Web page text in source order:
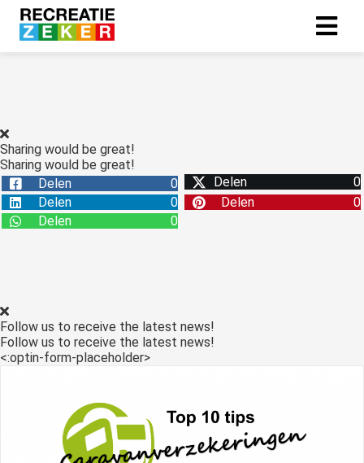
Sharing would be great!
Sharing would be great!
Delen
0 Delen
0
Delen
0 Delen
0
Delen
0
Follow us to receive the latest news!
Follow us to receive the latest news!
<:optin-form-placeholder>
gebruikt
deze